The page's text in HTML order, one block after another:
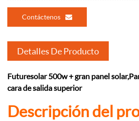
Contáctenos
Detalles De Producto
Futuresolar 500w + gran panel solar,
cara de salida superior
Descripción del